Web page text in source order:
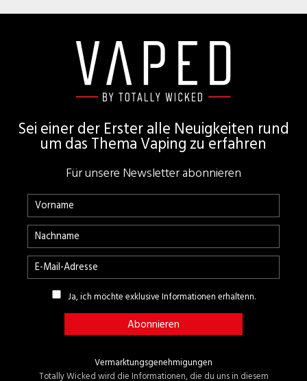
Sei einer der Erster alle Neuigkeiten rund
um das Thema Vaping zu erfahren
Für unsere Newsletter abonnieren
Ja, ich möchte exklusive Informationen erhaltenn.
Vermarktungsgenehmigungen
Totally Wicked wird die Informationen, die du uns in diesem